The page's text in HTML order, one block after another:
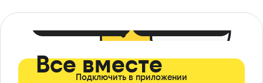
Все вместе
Подключить в приложении